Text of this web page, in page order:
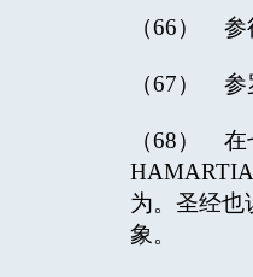
（66） 参
（67） 参
（68） 在
为。圣经也
象。